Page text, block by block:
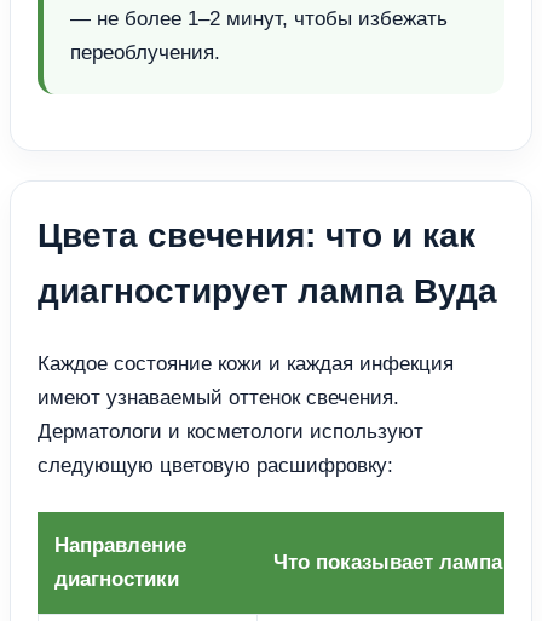
— не более 1–2 минут, чтобы избежать
переоблучения.
Цвета свечения: что и как
диагностирует лампа Вуда
Каждое состояние кожи и каждая инфекция
имеют узнаваемый оттенок свечения.
Дерматологи и косметологи используют
следующую цветовую расшифровку:
Направление
диагностики
Что показывает лампа